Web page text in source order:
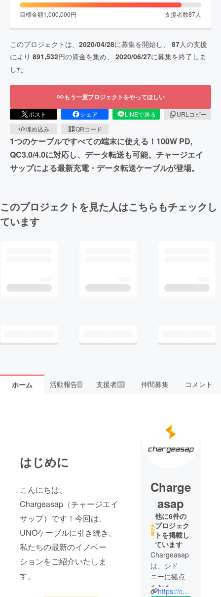
目標金額1,000,000円 支援者数87人
このプロジェクトは、 2020/04/28に募集を開始し、 87人の支援
により 891,532円の資金を集め、 2020/06/27に募集を終了しま
した
もう一度プロジェクトをやってほしい
ポスト シェア LINEで送る
URLコピー
埋め込み
QRコード
1つのケーブルですべての端末に使える！100W PD,
QC3.0/4.0に対応し、データ転送も可能。チャージエイ
サップによる最新充電・データ転送ケーブルが登場。
このプロジェクトを見た人はこちらもチェックし
ています
ホーム 活動報告4 支援者87 仲間募集 コメント
はじめに
こんにちは、
Chargeasap（チャージエイ
サップ）です！今回は、
UNOケーブルに引き続き、
私たちの最新のイノベー
ションをご紹介いたしま
す。
Charge
asap
他に6件の
プロジェク
トを掲載し
ています
Chargeasap
は、シド
ニーに拠点
をおき、グ https://chargeasap.com/